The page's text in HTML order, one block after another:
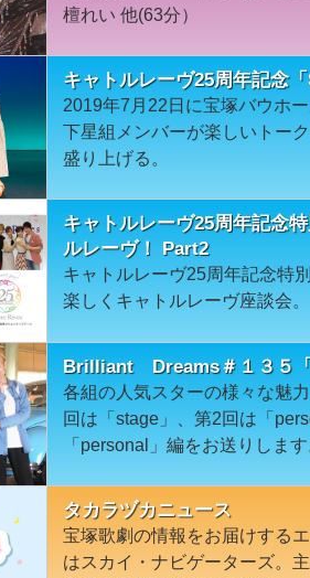
檀れい 他(63分）
キャトルレーヴ25周年記念
2019年7月22日に宝塚バウホ
下星組メンバーが楽しいトー
盛り上げる。
キャトルレーヴ25周年記念
ルレーヴ！ Part2
キャトルレーヴ25周年記念特
楽しくキャトルレーヴ座談会。
Brilliant Dreams＃１３５
各組の人気スターの様々な魅
回は「stage」、第2回は「
「personal」編をお送りします
タカラヅカニュース
宝塚歌劇の情報をお届けする
はスカイ・ナビゲーターズ。